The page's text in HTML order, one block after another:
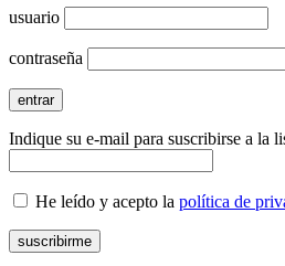
usuario
contraseña
Indique su e-mail para suscribirse a la
He leído y acepto la política de